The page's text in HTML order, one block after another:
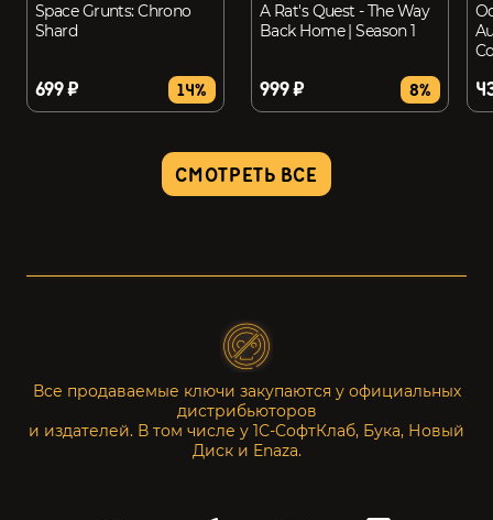
Space Grunts: Chrono
Shard
699 ₽ 14%
A Rat's Quest - The Way
Back Home | Season 1
999 ₽ 8%
CМОТРЕТЬ ВСЕ
Все продаваемые ключи закупаются у официальных
дистрибьюторов
и издателей. В том числе у 1С-СофтКлаб, Бука, Новый
Диск и Enaza.